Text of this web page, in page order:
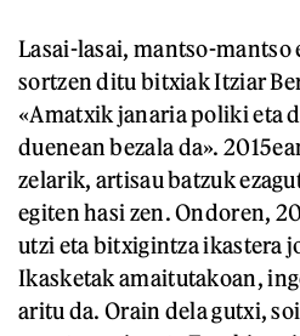
Lasai-lasai, mantso-mantso
sortzen ditu bitxiak Itziar
«Amatxik janaria poliki eta
duenean bezala da».
zelarik, artisau batzuk
egiten hasi zen. Ondoren,
utzi eta bitxigintza ikastera
Ikasketak amaitutakoan,
aritu da. Orain dela gutxi,